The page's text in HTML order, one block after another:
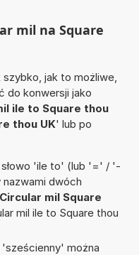
mil na Square
jak to możliwe,
do konwersji jako
ile to Square thou
thou UK' lub po
'ile to' (lub '=' / '-
dwóch
Circular mil Square
mil ile to Square thou
można